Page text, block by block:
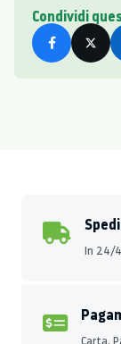
Condividi
In 24/
Carta,